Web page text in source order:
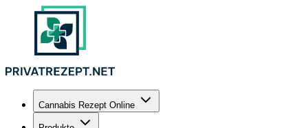
Cannabis Rezept Online